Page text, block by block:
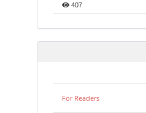
407
For Readers